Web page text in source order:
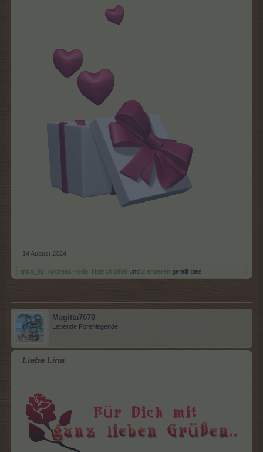
14 August 2024
tinka_92 Andreas-Yoda Hatschi1999 und 2 anderen gefällt dies.
Magitta7070
Lebende Forenlegende
Liebe Lina